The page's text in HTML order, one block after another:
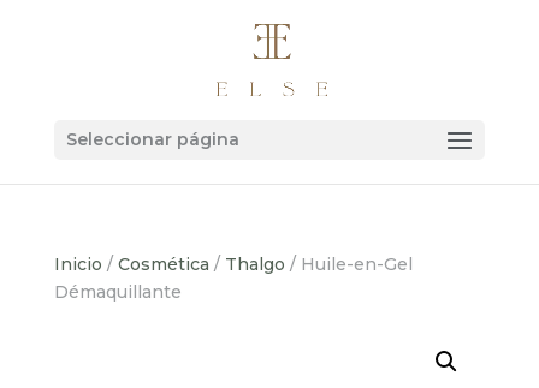
Seleccionar página
Inicio / Cosmética / Thalgo / Huile-en-Gel
Démaquillante